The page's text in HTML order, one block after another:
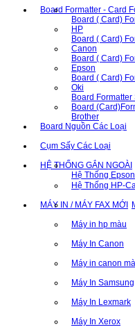
Board Formatter - Card
Board ( Card)
HP
Board ( Card)
Canon
Board ( Card)
Epson
Board ( Card)
Oki
Board Formatter
Board
Brother
Board Nguồn Các Loại
Cụm Sấy Các Loại
HỆ THỐNG GẮN NGOÀI
Hệ Thống Epson
Hệ Thống HP-
MÁY IN / MÁY FAX MỚI
Máy in hp màu
Máy In Canon
Máy in canon
Máy In Samsung
Máy In Lexmark
Máy In Xerox